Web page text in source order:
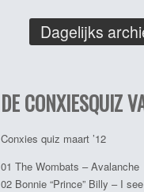
Dagelijks
DE CONXIESQUIZ
Conxies quiz maart ’12
01 The Wombats – Avalanche
02 Bonnie “Prince” Billy – I